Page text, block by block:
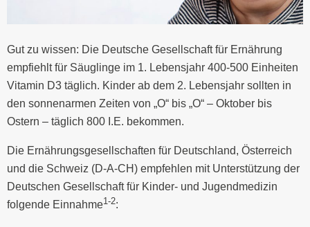
Gut zu wissen: Die Deutsche Gesellschaft für Ernährung
empfiehlt für Säuglinge im 1. Lebensjahr 400-500 Einheiten
Vitamin D3 täglich. Kinder ab dem 2. Lebensjahr sollten in
den sonnenarmen Zeiten von „O“ bis „O“ – Oktober bis
Ostern – täglich 800 I.E. bekommen.
Die Ernährungsgesellschaften für Deutschland, Österreich
und die Schweiz (D-A-CH) empfehlen mit Unterstützung der
Deutschen Gesellschaft für Kinder- und Jugendmedizin
folgende Einnahme1-2: